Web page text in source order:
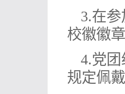
3.在
校徽徽
4.党
规定佩